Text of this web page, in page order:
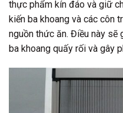
thực phẩm kín đáo và giữ
kiến ba khoang và các côn
nguồn thức ăn. Điều này sẽ
ba khoang quấy rối và gây